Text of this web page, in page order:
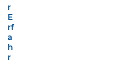
r
E
rf
a
h
r